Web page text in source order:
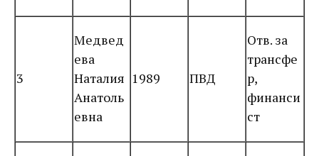
3
Медвед
ева
Наталия
Анатоль
евна
1989 ПВД
Отв. за
трансфе
р,
финанси
ст